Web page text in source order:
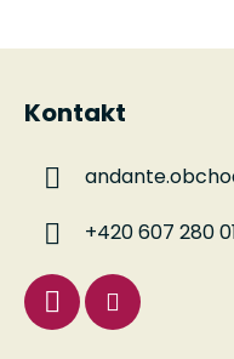
Kontakt
+420 607 280